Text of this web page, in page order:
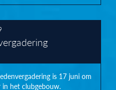
is 17 juni om
het clubgebouw.